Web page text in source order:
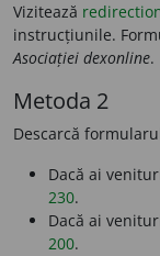
Vizitează
instrucțiunile.
Asociației dexonline.
Metoda 2
Descarcă
Dacă ai
230.
Dacă ai
200.